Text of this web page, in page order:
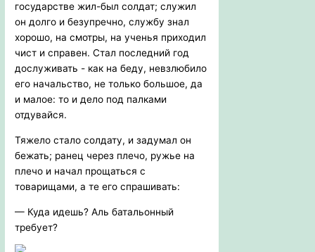
государстве жил-был солдат; служил
он долго и безупречно, службу знал
хорошо, на смотры, на ученья приходил
чист и справен. Стал последний год
дослуживать - как на беду, невзлюбило
его начальство, не только большое, да
и малое: то и дело под палками
отдувайся.
Тяжело стало солдату, и задумал он
бежать; ранец через плечо, ружье на
плечо и начал прощаться с
товарищами, а те его спрашивать:
— Куда идешь? Аль батальонный
требует?